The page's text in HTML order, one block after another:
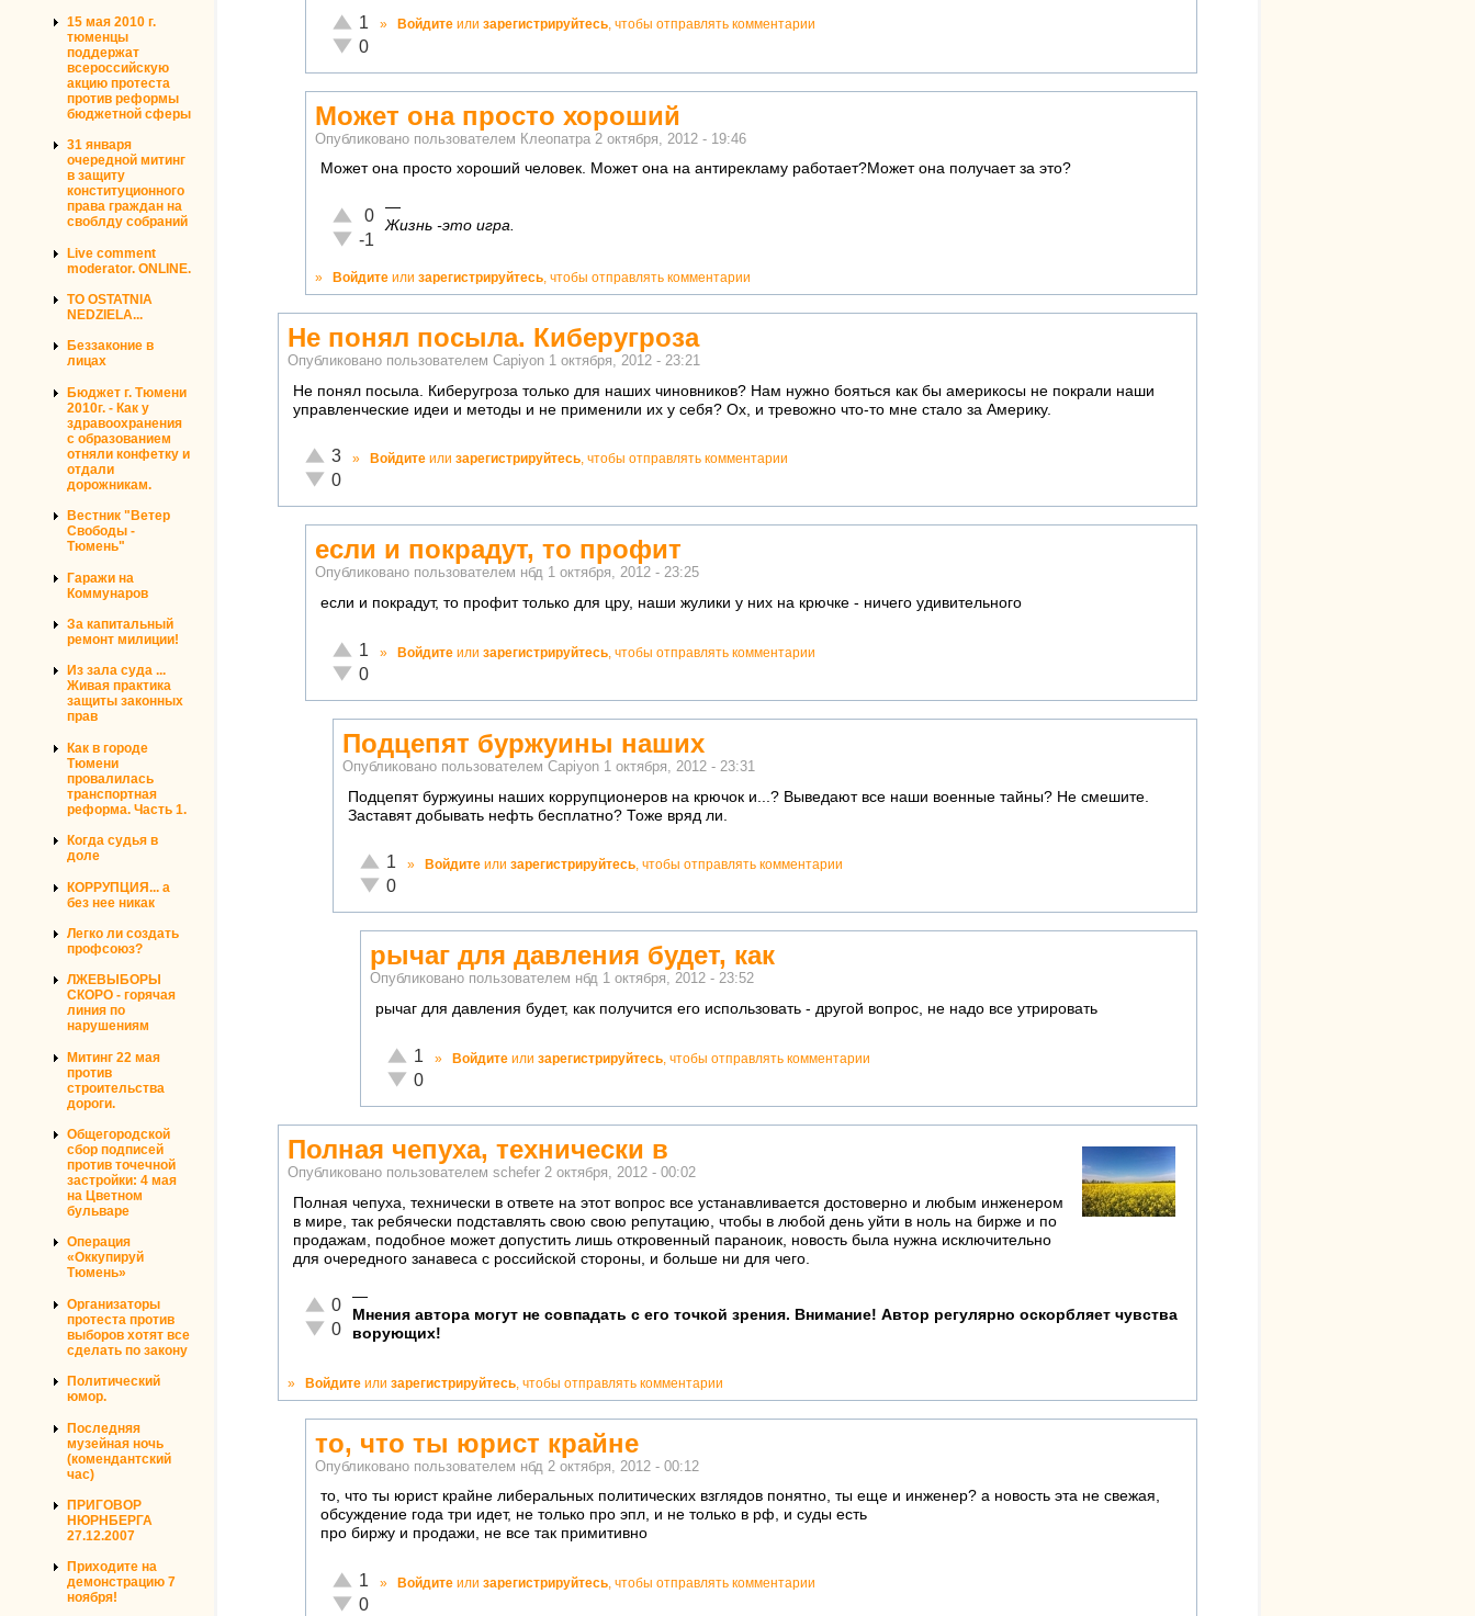
15 мая 2010 г.
тюменцы
поддержат
всероссийскую
акцию протеста
против реформы
бюджетной сферы
31 января
очередной митинг
в защиту
конституционного
права граждан на
своблду собраний
Live comment
moderator. ONLINE.
TO OSTATNIA
NEDZIELA...
Беззаконие в
лицах
Бюджет г. Тюмени
2010г. - Как у
здравоохранения
с образованием
отняли конфетку и
отдали
дорожникам.
Вестник "Ветер
Свободы -
Тюмень"
Гаражи на
Коммунаров
За капитальный
ремонт милиции!
Из зала суда ...
Живая практика
защиты законных
прав
Как в городе
Тюмени
провалилась
транспортная
реформа. Часть 1.
Когда судья в
доле
КОРРУПЦИЯ... а
без нее никак
Легко ли создать
профсоюз?
ЛЖЕВЫБОРЫ
СКОРО - горячая
линия по
нарушениям
Митинг 22 мая
против
строительства
дороги.
Общегородской
сбор подписей
против точечной
застройки: 4 мая
на Цветном
бульваре
Операция
«Оккупируй
Тюмень»
Организаторы
протеста против
выборов хотят все
сделать по закону
Политический
юмор.
Последняя
музейная ночь
(комендантский
час)
ПРИГОВОР
НЮРНБЕРГА
27.12.2007
Приходите на
демонстрацию 7
ноября!
Отлично!
1
Неадекватно!
0
» Войдите или зарегистрируйтесь, чтобы отправлять комментарии
Может она просто хороший
Опубликовано пользователем Клеопатра 2 октября, 2012 - 19:46
Может она просто хороший человек. Может она на антирекламу работает?Может она получает за это?
Отлично!
0
Неадекватно!
-1
—
Жизнь -это игра.
» Войдите или зарегистрируйтесь, чтобы отправлять комментарии
Не понял посыла. Киберугроза
Опубликовано пользователем Capiyon 1 октября, 2012 - 23:21
Не понял посыла. Киберугроза только для наших чиновников? Нам нужно бояться как бы америкосы не покрали наши
управленческие идеи и методы и не применили их у себя? Ох, и тревожно что-то мне стало за Америку.
Отлично!
3
Неадекватно!
0
» Войдите или зарегистрируйтесь, чтобы отправлять комментарии
если и покрадут, то профит
Опубликовано пользователем нбд 1 октября, 2012 - 23:25
если и покрадут, то профит только для цру, наши жулики у них на крючке - ничего удивительного
Отлично!
1
Неадекватно!
0
» Войдите или зарегистрируйтесь , чтобы отправлять комментарии
Подцепят буржуины наших
Опубликовано пользователем Capiyon 1 октября, 2012 - 23:31
Подцепят буржуины наших коррупционеров на крючок и...? Выведают все наши военные тайны? Не смешите.
Заставят добывать нефть бесплатно? Тоже вряд ли.
Отлично!
1
Неадекватно!
0
» Войдите или зарегистрируйтесь, чтобы отправлять комментарии
рычаг для давления будет, как
Опубликовано пользователем нбд 1 октября, 2012 - 23:52
рычаг для давления будет, как получится его использовать - другой вопрос, не надо все утрировать
Отлично!
1
Неадекватно!
0
» Войдите или зарегистрируйтесь , чтобы отправлять комментарии
Полная чепуха, технически в
Опубликовано пользователем schefer 2 октября, 2012 - 00:02
Полная чепуха, технически в ответе на этот вопрос все устанавливается достоверно и любым инженером
в мире, так ребячески подставлять свою свою репутацию, чтобы в любой день уйти в ноль на бирже и по
продажам, подобное может допустить лишь откровенный параноик, новость была нужна исключительно
для очередного занавеса с российской стороны, и больше ни для чего.
Отлично!
0
Неадекватно!
0
—
Мнения автора могут не совпадать с его точкой зрения. Внимание! Автор регулярно оскорбляет чувства
ворующих!
» Войдите или зарегистрируйтесь , чтобы отправлять комментарии
то, что ты юрист крайне
Опубликовано пользователем нбд 2 октября, 2012 - 00:12
то, что ты юрист крайне либеральных политических взглядов понятно, ты еще и инженер? а новость эта не свежая,
обсуждение года три идет, не только про эпл, и не только в рф, и суды есть
про биржу и продажи, не все так примитивно
Отлично!
1
Неадекватно!
0
» Войдите или зарегистрируйтесь, чтобы отправлять комментарии